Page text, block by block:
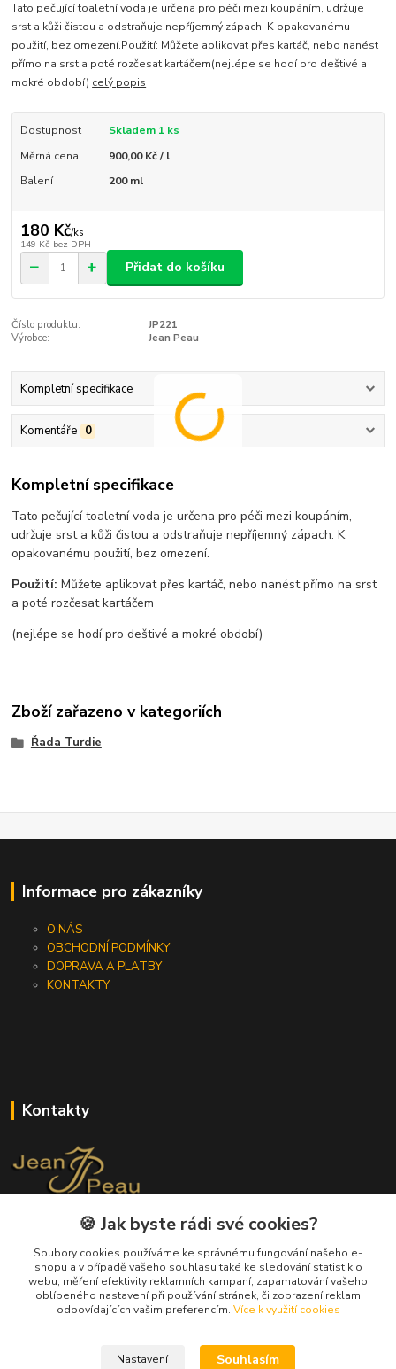
Tato pečující toaletní voda je určena pro péči mezi koupáním, udržuje
srst a kůži čistou a odstraňuje nepříjemný zápach. K opakovanému
použití, bez omezení.Použití: Můžete aplikovat přes kartáč, nebo nanést
přímo na srst a poté rozčesat kartáčem(nejlépe se hodí pro deštivé a
mokré období) celý popis
Dostupnost
Skladem 1 ks
Měrná cena
900,00 Kč / l
Balení
200 ml
180 Kč/ks
149 Kč bez DPH
Přidat do košíku
Číslo produktu:
JP221
Výrobce:
Jean Peau
Kompletní specifikace
Komentáře 0
Kompletní specifikace
Tato pečující toaletní voda je určena pro péči mezi koupáním,
udržuje srst a kůži čistou a odstraňuje nepříjemný zápach. K
opakovanému použití, bez omezení.
Použití: Můžete aplikovat přes kartáč, nebo nanést přímo na srst
a poté rozčesat kartáčem
(nejlépe se hodí pro deštivé a mokré období)
Zboží zařazeno v kategoriích
Řada Turdie
Informace pro zákazníky
O NÁS
OBCHODNÍ PODMÍNKY
DOPRAVA A PLATBY
KONTAKTY
Kontakty
+420 733 562 259
info@jeanpeau.cz
🍪 Jak byste rádi své cookies?
Soubory cookies používáme ke správnému fungování našeho e-
shopu a v případě vašeho souhlasu také ke sledování statistik o
webu, měření efektivity reklamních kampaní, zapamatování vašeho
oblíbeného nastavení při používání stránek, či zobrazení reklam
odpovídajících vašim preferencím. Více k využití cookies
Nastavení Souhlasím